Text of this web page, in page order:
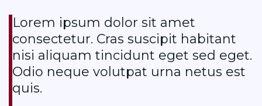
Lorem ipsum dolor sit amet
consectetur. Cras suscipit habitant
nisi aliquam tincidunt eget sed eget.
Odio neque volutpat urna netus est
quis.